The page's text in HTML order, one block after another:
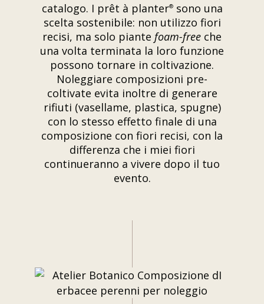
catalogo. I prêt à planter®sono una
scelta sostenibile: non utilizzo fiori
recisi, ma solo piante foam-free che
una volta terminata la loro funzione
possono tornare in coltivazione.
Noleggiare composizioni pre-
coltivate evita inoltre di generare
rifiuti (vasellame, plastica, spugne)
con lo stesso effetto finale di una
composizione con fiori recisi, con la
differenza che i miei fiori
continueranno a vivere dopo il tuo
evento.